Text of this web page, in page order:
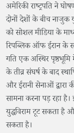
अमेरिकी राष्ट्रपति ने
दोनों देशों के बीच नाजुक
को सोशल मीडिया के
रिपब्लिक ऑफ ईरान के
गति एक अस्थिर
के तीव्र संघर्ष के बाद
और ईरानी सेनाओं द्वारा
सामना करना पड़ रहा
युद्धविराम टूट सकता है
सकता है।